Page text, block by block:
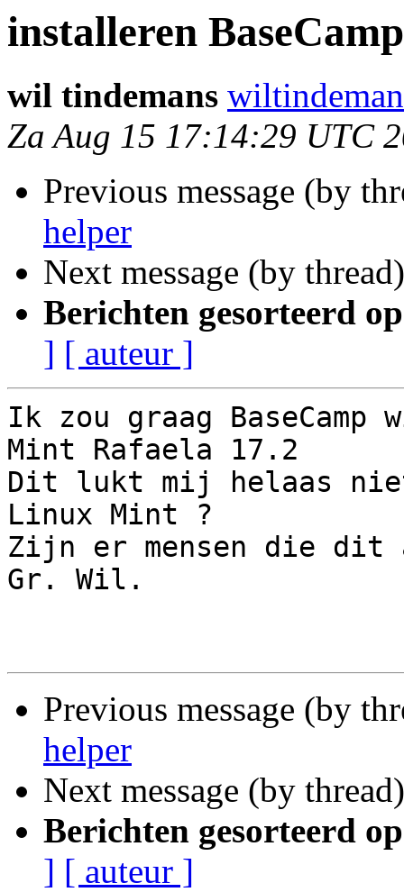
installeren BaseCamp
wil tindemans
Za Aug 15 17:14:29 UTC
Previous message (by
helper
Next message (by
Berichten gesorteerd
] [ auteur ]
Ik zou graag
Mint Rafaela 17.2
Dit lukt mij helaas
Linux Mint ?
Zijn er mensen die dit
Gr. Wil.
Previous message (by
helper
Next message (by
Berichten gesorteerd
] [ auteur ]